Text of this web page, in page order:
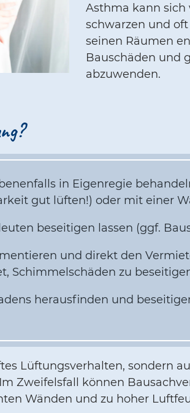
Asthma kann sich
schwarzen und
seinen Räumen
Bauschäden und
abzuwenden.
in Eigenregie
gut lüften!) oder mit einer
beseitigen lassen (ggf.
und direkt den
Schimmelschäden zu
herausfinden und
Lüftungsverhalten, sondern
Zweifelsfall können
Wänden und zu hoher